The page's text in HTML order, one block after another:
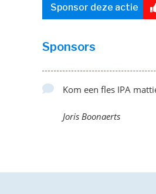
Sponsor deze actie
Sponsors
Kom een fles IPA
Joris Boonaerts